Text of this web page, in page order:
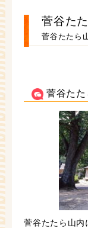
菅谷た
菅谷たたら
菅谷た
菅谷たたら山内